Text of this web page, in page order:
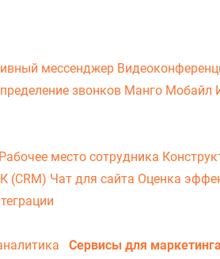
мессенджер
звонков Манго Мобайл
Рабочее место сотрудника
(CRM) Чат для сайта Оценка
Сервисы для маркетинга